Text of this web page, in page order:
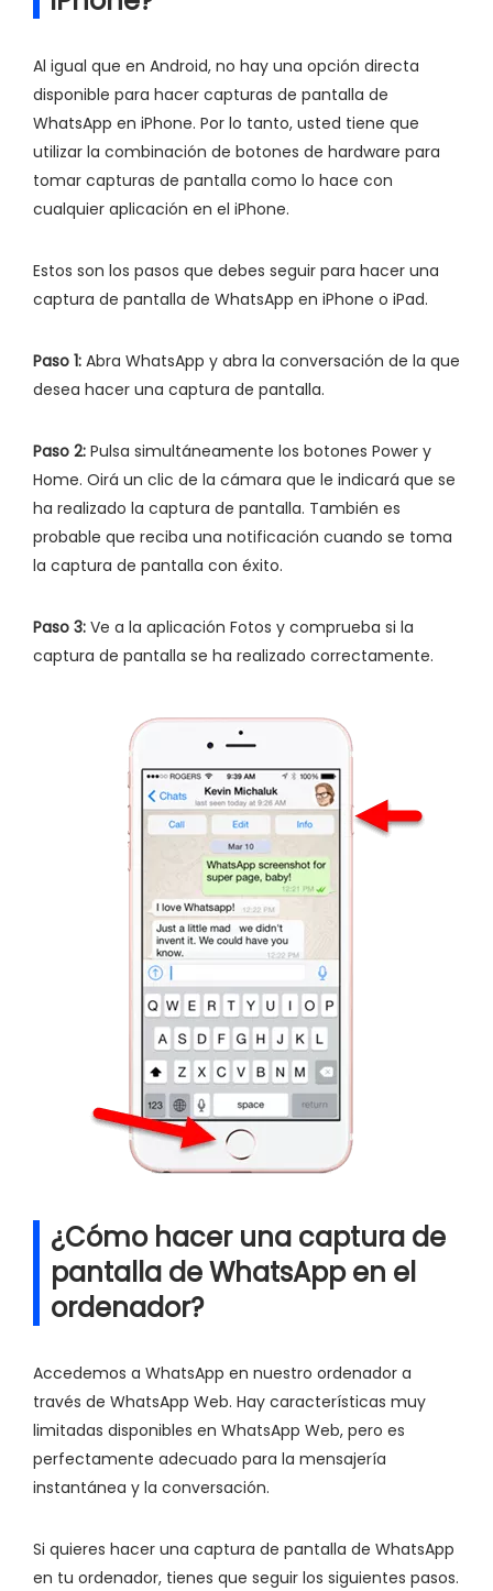
Al igual que en Android, no hay una opción directa
disponible para hacer capturas de pantalla de
WhatsApp en iPhone. Por lo tanto, usted tiene que
utilizar la combinación de botones de hardware para
tomar capturas de pantalla como lo hace con
cualquier aplicación en el iPhone.
Estos son los pasos que debes seguir para hacer una
captura de pantalla de WhatsApp en iPhone o iPad.
Paso 1: Abra WhatsApp y abra la conversación de la que
desea hacer una captura de pantalla.
Paso 2: Pulsa simultáneamente los botones Power y
Home. Oirá un clic de la cámara que le indicará que se
ha realizado la captura de pantalla. También es
probable que reciba una notificación cuando se toma
la captura de pantalla con éxito.
Paso 3: Ve a la aplicación Fotos y comprueba si la
captura de pantalla se ha realizado correctamente.
¿Cómo hacer una captura de
pantalla de WhatsApp en el
ordenador?
Accedemos a WhatsApp en nuestro ordenador a
través de WhatsApp Web. Hay características muy
limitadas disponibles en WhatsApp Web, pero es
perfectamente adecuado para la mensajería
instantánea y la conversación.
Si quieres hacer una captura de pantalla de WhatsApp
en tu ordenador, tienes que seguir los siguientes pasos.